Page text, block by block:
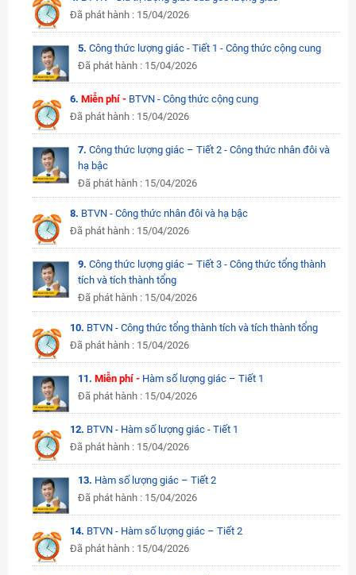
Đã phát hành : 15/04/2026
5. Công thức lượng giác - Tiết 1 - Công thức cộng cung
Đã phát hành : 15/04/2026
6.Miễn phí - BTVN - Công thức cộng cung
Đã phát hành : 15/04/2026
7. Công thức lượng giác – Tiết 2 - Công thức nhân đôi và
hạ bậc
Đã phát hành : 15/04/2026
8. BTVN - Công thức nhân đôi và hạ bậc
Đã phát hành : 15/04/2026
9. Công thức lượng giác – Tiết 3 - Công thức tổng thành
tích và tích thành tổng
Đã phát hành : 15/04/2026
10. BTVN - Công thức tổng thành tích và tích thành tổng
Đã phát hành : 15/04/2026
11. Miễn phí - Hàm số lượng giác – Tiết 1
Đã phát hành : 15/04/2026
12. BTVN - Hàm số lượng giác - Tiết 1
Đã phát hành : 15/04/2026
13. Hàm số lượng giác – Tiết 2
Đã phát hành : 15/04/2026
14. BTVN - Hàm số lượng giác – Tiết 2
Đã phát hành : 15/04/2026